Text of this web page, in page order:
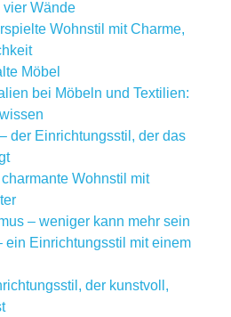
Wände
Wohnstil mit Charme,
Möbel
bei Möbeln und Textilien:
der Einrichtungsstil, der das
Wohnstil mit
– weniger kann mehr sein
ein Einrichtungsstil mit einem
der kunstvoll,